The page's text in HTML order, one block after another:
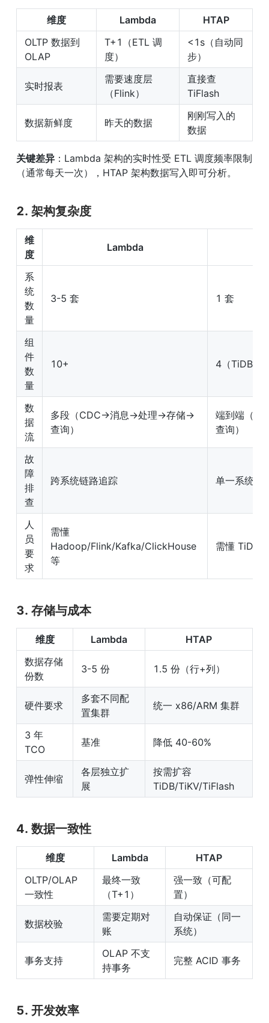
维度 Lambda
HTAP
OLTP 数据到
OLAP
T+1（ETL 调
度）
<1s（自动同
步）
实时报表
需要速度层
（Flink）
直接查
TiFlash
数据新鲜度 昨天的数据
刚刚写入的
数据
关键差异 ：Lambda 架构的实时性受 ETL 调度频率限制
（通常每天一次），HTAP 架构数据写入即可分析。
2. 架构复杂度
维
度
Lambda
系
统
数
量
3-5 套 1 套
组
件
数
量
10+ 4（TiDB/
数
据
流
多段（CDC→消息→处理→存储→
查询）
端到端（
查询）
故
障
排
查
跨系统链路追踪 单一系统日
人
员
要
求
需懂
Hadoop/Flink/Kafka/ClickHouse
等
需懂 TiDB
3. 存储与成本
维度 Lambda
HTAP
数据存储
份数
3-5 份 1.5 份（行+列）
硬件要求
多套不同配
置集群
统一 x86/ARM 集群
3 年
TCO
基准 降低 40-60%
弹性伸缩
各层独立扩
展
按需扩容
TiDB/TiKV/TiFlash
4. 数据一致性
维度 Lambda
HTAP
OLTP/OLAP
一致性
最终一致
（T+1）
强一致（可配
置）
数据校验
需要定期对
账
自动保证（同一
系统）
事务支持
OLAP 不支
持事务
完整 ACID 事务
5. 开发效率